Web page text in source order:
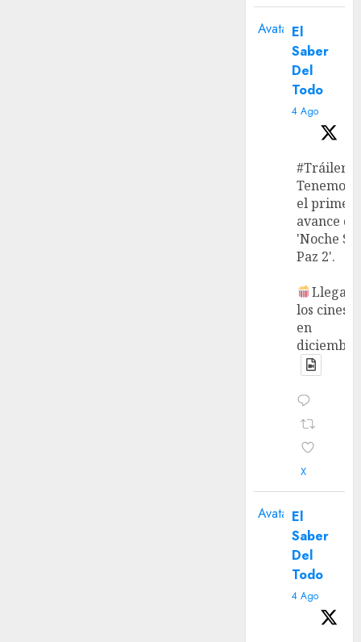
Avatar El
Saber
Del
Todo
4 Ago
#Tráiler
Tenemos
el primer
avance de
'Noche
Paz 2'.
Llega a
los cines
en
X
Avatar El
Saber
Del
Todo
4 Ago